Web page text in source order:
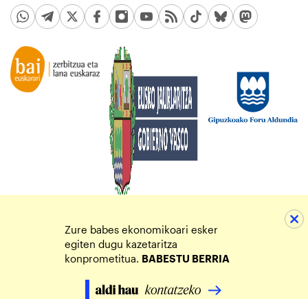
Zure babes ekonomikoari esker
egiten dugu kazetaritza
konprometitua. BABESTU BERRIA